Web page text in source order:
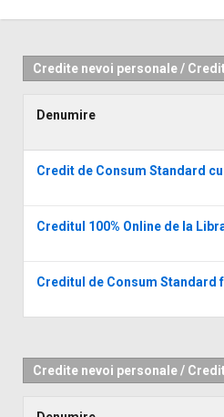
Credite nevoi personale/
Denumire
Credit de Consum Standard
Creditul 100% Online de la
Creditul de Consum Standard
Credite nevoi personale/